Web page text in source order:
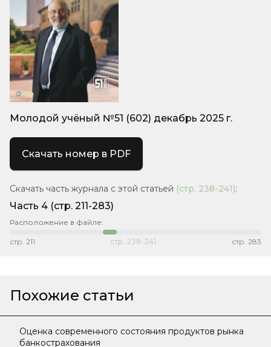
Молодой учёный №51 (602) декабрь 2025 г.
Скачать номер в PDF
Скачать часть журнала с этой статьей (стр. 238-241):
Часть 4 (стр. 211-283)
Расположение в файле:
стр. 211 стр. 238-241 стр. 283
Похожие статьи
Оценка современного состояния продуктов рынка
банкострахования